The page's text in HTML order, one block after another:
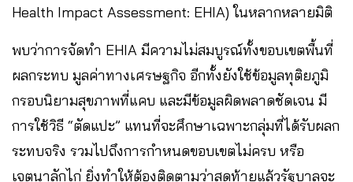
Health Impact Assessment: EHIA) ในหลากหลายมิติ ​
พบว่าการจัดทำ EHIA มีความไม่สมบูรณ์ทั้งขอบเขตพื้นที่
ผลกระทบ มูลค่าทางเศรษฐกิจ อีกทั้งยังใช้ข้อมูลทุติยภูมิ
กรอบนิยามสุขภาพที่แคบ และมีข้อมูลผิดพลาดชัดเจน ​มี
การใช้วิธี “ตัดแปะ” แทนที่จะศึกษาเฉพาะกลุ่มที่ได้รับผลก
ระทบจริง รวมไปถึงการกำหนดขอบเขตไม่ครบ หรือ
เจตนาลักไก่ ยิ่งทำให้ต้องติดตามว่าสุดท้ายแล้วรัฐบาลจะ